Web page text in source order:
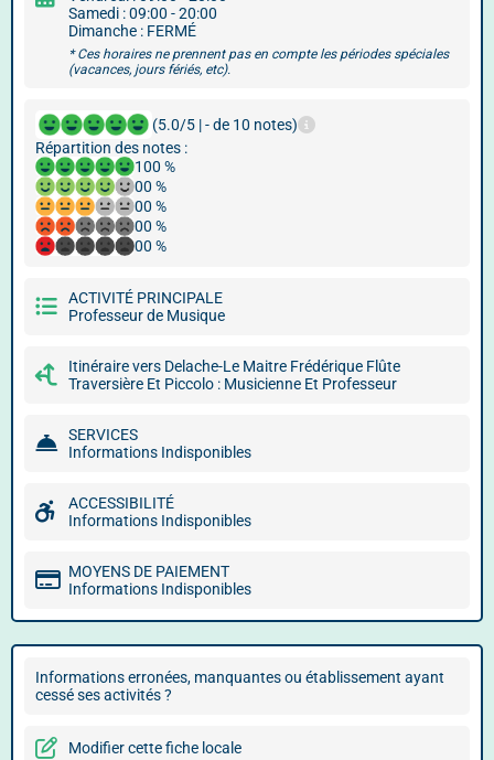
Samedi : 09:00 - 20:00
Dimanche : FERMÉ
* Ces horaires ne prennent pas en compte les périodes spéciales
(vacances, jours fériés, etc).
(5.0/5 | - de 10 notes)
Répartition des notes :
100 %
00 %
00 %
00 %
00 %
ACTIVITÉ PRINCIPALE
Professeur de Musique
Itinéraire vers Delache-Le Maitre Frédérique Flûte
Traversière Et Piccolo : Musicienne Et Professeur
SERVICES
Informations Indisponibles
ACCESSIBILITÉ
Informations Indisponibles
MOYENS DE PAIEMENT
Informations Indisponibles
Informations erronées, manquantes ou établissement ayant
cessé ses activités ?
Modifier cette fiche locale